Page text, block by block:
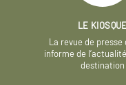
LE
La revue de presse
informe de
destination